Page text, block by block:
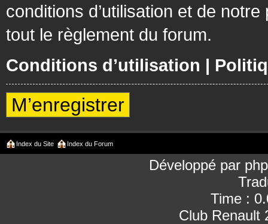
conditions d’utilisation et de
tout le règlement du forum.
Conditions d’utilisation |
M’enregistrer
Index du Site Index du Forum
Développé par
Time :
Club Renault